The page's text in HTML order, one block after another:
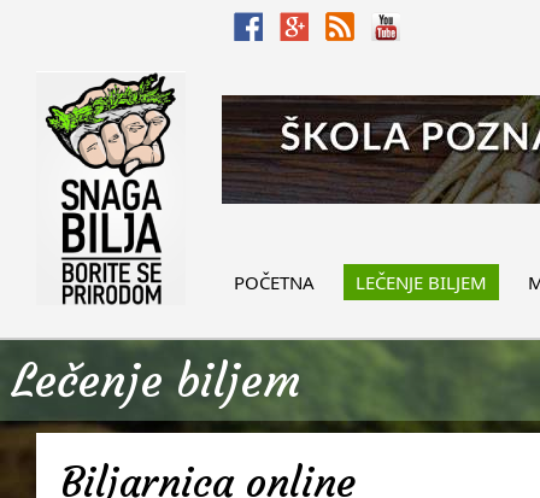
POČETNA LEČENJE BILJEM
Lečenje biljem
Biljarnica online